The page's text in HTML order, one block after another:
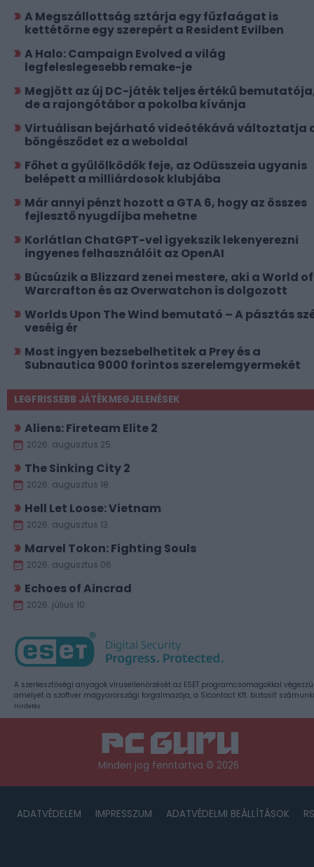
A Megszállottság sztárja egy fűzfaágat is
kettétörne egy szerepért a Resident Evilben
A Halo: Campaign Evolved a világ
legfeleslegesebb remake-je
Megjött az új DC-játék teljes értékű
de a rajongótábor a pokolba kívánja
Virtuálisan bejárható videótékává változtatja
böngésződet ez a weboldal
Főhet a gyűlölködők feje, az Odüsszeia ugyanis
belépett a milliárdosok klubjába
Már annyi pénzt hozott a GTA 6, hogy az összes
fejlesztő nyugdíjba mehetne
Korlátlan ChatGPT-vel igyekszik lekenyerezni
ingyenes felhasználóit az OpenAI
Búcsúzik a Blizzard zenei mestere, aki a World of
Warcrafton és az Overwatchon is dolgozott
Worlds Upon The Wind bemutató – A pásztás
veséig ér
Most ingyen bezsebelhetitek a Prey és a
Subnautica 9000 forintos szerelemgyermekét
LEGFRISSEBB JÁTÉKMEGJELENÉSEK
Aliens: Fireteam Elite 2
2026. augusztus 25.
The Sinking City 2
2026. augusztus 18.
Hell Let Loose: Vietnam
2026. augusztus 13.
Marvel Tokon: Fighting Souls
2026. augusztus 06.
Echoes of Aincrad
2026. július 10.
A szerkesztőségi anyagok vírusellenőrzését az ESET programcsomagokkal
amelyet a szoftver magyarországi forgalmazója, a Sicontact Kft. biztosít
Hirdetés
Minden jog fenntartva © 2026
ADATVÉDELEM IMPRESSZUM ADATVÉDELMI BEÁLLÍTÁSOK